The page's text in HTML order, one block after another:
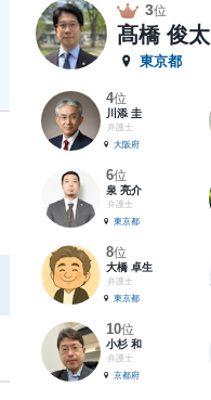
3位
髙橋 俊太
東京都
4位
川添 圭
弁護士
大阪府
6位
泉 亮介
弁護士
東京都
8位
大橋 卓生
弁護士
東京都
10位
小杉 和
弁護士
京都府